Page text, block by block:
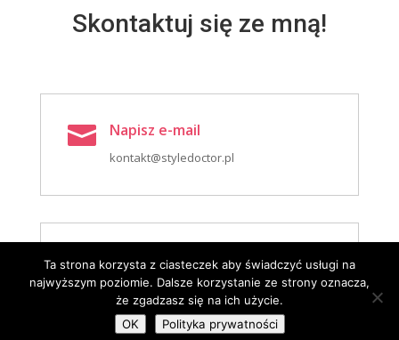
Skontaktuj się ze mną!
 Napisz e-mail
kontakt@styledoctor.pl
 Zadzwoń
+ 48 602 261 667
Ta strona korzysta z ciasteczek aby świadczyć usługi na
najwyższym poziomie. Dalsze korzystanie ze strony oznacza,
że zgadzasz się na ich użycie.
OK
Polityka prywatności